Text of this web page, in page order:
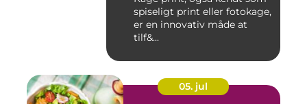
spiseligt print eller fotokage,
er en innovativ måde at
tilf&...
05. jul